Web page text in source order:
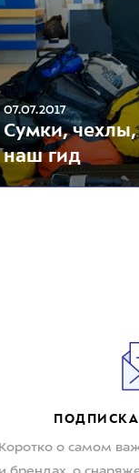
07.07.2017
Сумки, чехлы,
наш гид
Коротко о самом